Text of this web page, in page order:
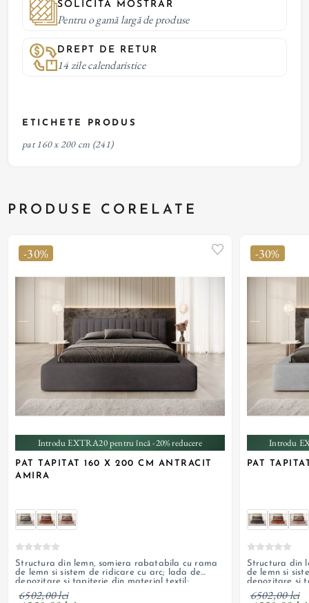
SOLICITĂ MOSTRAR
Pentru o gamă largă de produse
DREPT DE RETUR
14 zile calendaristice
ETICHETE PRODUS
pat 160 x 200 cm (241)
PRODUSE CORELATE
-30%
Introdu EXTRA20 pentru încă -20% reducere
PAT TAPITAT 160 X 200 CM ANTRACIT
AMIRA
Structura din lemn, somiera rabatabila cu rama
de lemn si sistem de ridicare cu arc; lada de
depozitare si tapiterie din material textil;
personalizabil
6502,00 lei
-30%
Introdu
PAT
Structura din
de lemn si
depozitare si
personalizabil
6502,00 lei